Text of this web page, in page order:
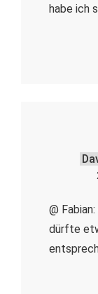
habe ich
@
dürfte